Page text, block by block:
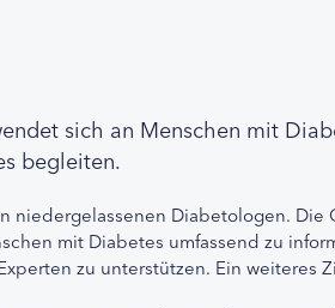
sich an Menschen mit
begleiten.
niedergelassenen Diabetologen.
mit Diabetes umfassend zu
zu unterstützen. Ein weiteres